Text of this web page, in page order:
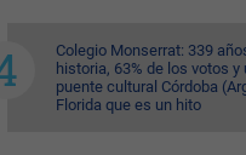
Colegio Monserrat: 339
historia, 63% de los votos y
puente cultural Córdoba
Florida que es un hito